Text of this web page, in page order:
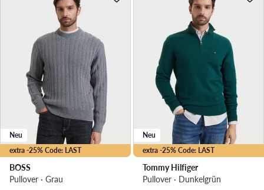
extra -25% Code: LAST
Neu
BOSS
Pullover · Grau
extra -25% Code: LAST
Neu
Tommy Hilfiger
Pullover · Dunkelgrün